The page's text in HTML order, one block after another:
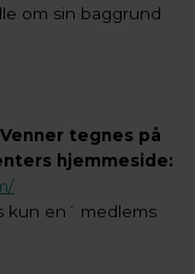
om sin baggrund
tegnes på
hjemmeside:
kun en´ medlems